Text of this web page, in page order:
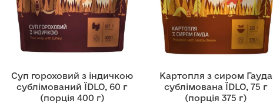
Суп гороховий з індичкою
сублімований ЇDLO, 60 г
(порція 400 г)
Картопля з сиром Гауда
сублімована ЇDLO, 75 г
(порція 375 г)